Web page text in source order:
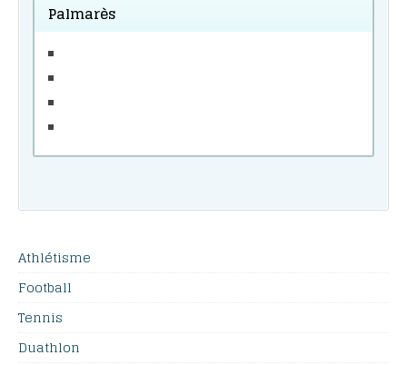
Palmarès
Athlétisme
Football
Tennis
Duathlon